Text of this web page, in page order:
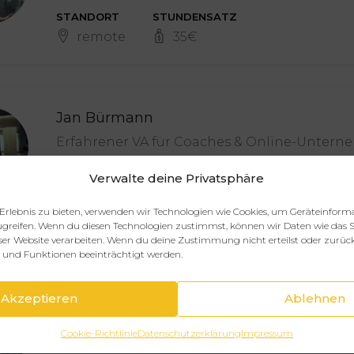
Verwalte deine Privatsphäre
zu bieten, verwenden wir Technologien wie Cookies, um
Wenn du diesen Technologien zustimmst, können wir Daten wie das
Website verarbeiten. Wenn du deine Zustimmung nicht erteilst oder
Funktionen beeinträchtigt werden.
Akzeptieren Ablehnen
Cookie-RichtlinieDatenschutzerklärungImpressum
STANDORT
remote
STUNDENSATZ
35€
Jan Bürmann
Erfahrener VA für Coaches & Online-
Remote 40€
Heiko „Axi“ Akstinat
Professioneller Content-Creator und